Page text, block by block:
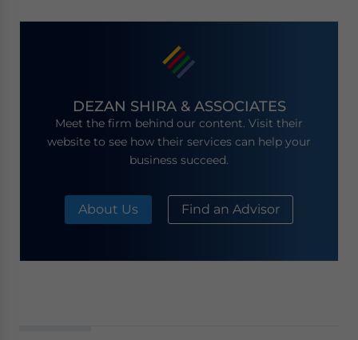
DEZAN SHIRA & ASSOCIATES
Meet the firm behind our content. Visit their
website to see how their services can help your
business succeed.
About Us Find an Advisor